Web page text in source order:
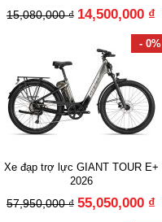
15,080,000 ₫ 14,500,000 ₫
- 0%
Xe đạp trợ lực GIANT TOUR E+
2026
57,950,000 ₫ 55,050,000 ₫